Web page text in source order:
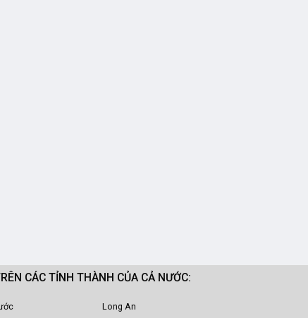
CÁC TỈNH THÀNH CỦA CẢ NƯỚC:
Long An